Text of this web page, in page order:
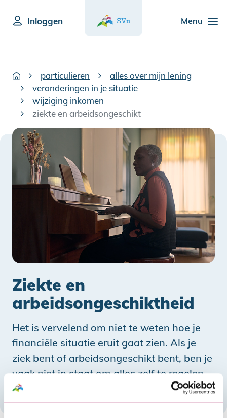
Menu
Inloggen
particulieren
alles over mijn lening
veranderingen in je situatie
wijziging inkomen
ziekte en arbeidsongeschikt
Ziekte en
arbeidsongeschiktheid
Het is vervelend om niet te weten hoe je
financiële situatie eruit gaat zien. Als je
ziek bent of arbeidsongeschikt bent, ben je
vaak niet in staat om alles zelf te regelen.
We staan voor jou of je verzorgers klaar.